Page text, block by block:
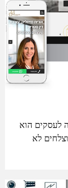
לעסקים הוא